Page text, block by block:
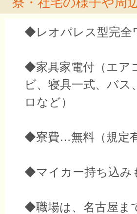
◆レオパレス型完全
◆家具家電付（エア
ビ、寝具一式、バ
ロなど）
◆寮費…無料（規定
◆マイカー持ち込み
◆職場は、名古屋ま